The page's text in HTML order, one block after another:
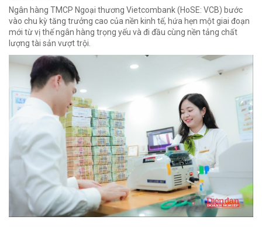
Ngân hàng TMCP Ngoại thương Vietcombank (HoSE: VCB) bước
vào chu kỳ tăng trưởng cao của nền kinh tế, hứa hẹn một giai đoạn
mới từ vị thế ngân hàng trọng yếu và đi đầu cùng nền tảng chất
lượng tài sản vượt trội.